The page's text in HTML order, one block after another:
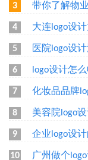
3 带你了解物
4 大连logo设
5 医院logo设计
6 logo设计怎
7 化妆品品牌
8 美容院logo
9 企业logo设
10 广州做个